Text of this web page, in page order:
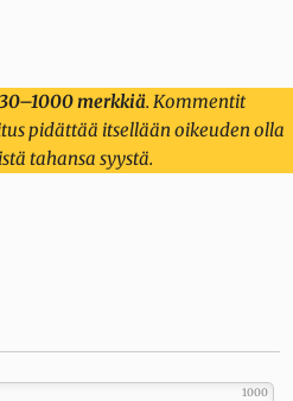
30–1000 merkkiä. Kommentit
pidättää itsellään oikeuden olla
tahansa syystä.
1000